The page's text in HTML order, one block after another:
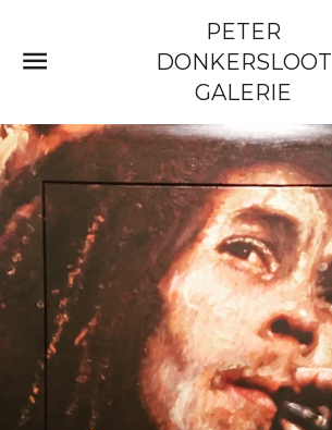
SITE NAVIGATIE
PETER
DONKERSLOOT
GALERIE